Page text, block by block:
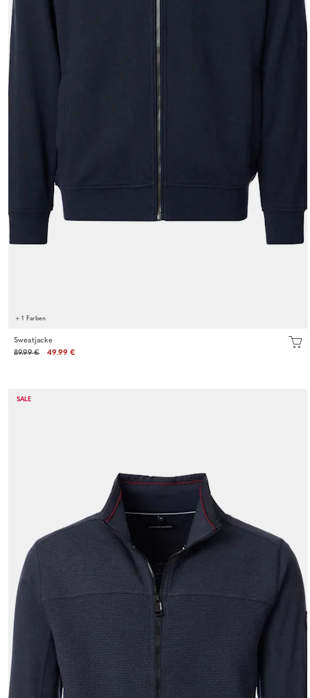
+ 1 Farben
Sweatjacke
89.99 €
49.99 €
SALE